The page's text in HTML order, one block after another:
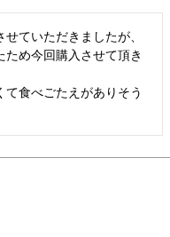
ていただきましたが、
め今回購入させて頂き
て食べごたえがありそう